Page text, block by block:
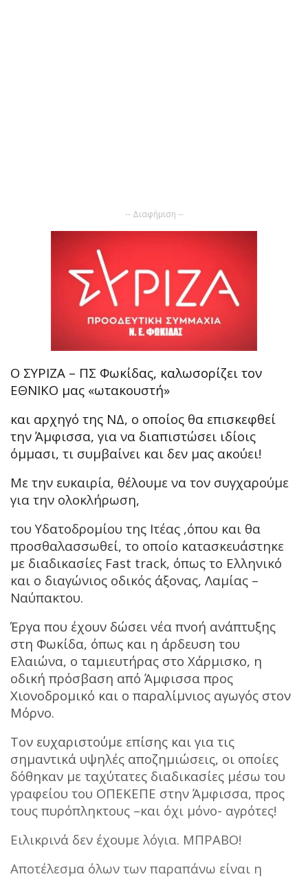
-- Διαφήμιση --
Ο ΣΥΡΙΖΑ – ΠΣ Φωκίδας, καλωσορίζει τον
ΕΘΝΙΚΟ μας «ωτακουστή»
και αρχηγό της ΝΔ, ο οποίος θα επισκεφθεί
την Άμφισσα, για να διαπιστώσει ιδίοις
όμμασι, τι συμβαίνει και δεν μας ακούει!
Με την ευκαιρία, θέλουμε να τον συγχαρούμε
για την ολοκλήρωση,
του Υδατοδρομίου της Ιτέας ,όπου και θα
προσθαλασσωθεί, το οποίο κατασκευάστηκε
με διαδικασίες Fast track, όπως το Ελληνικό
και ο διαγώνιος οδικός άξονας, Λαμίας –
Ναύπακτου.
Έργα που έχουν δώσει νέα πνοή ανάπτυξης
στη Φωκίδα, όπως και η άρδευση του
Ελαιώνα, ο ταμιευτήρας στο Χάρμισκο, η
οδική πρόσβαση από Άμφισσα προς
Χιονοδρομικό και ο παραλίμνιος αγωγός στον
Μόρνο.
Τον ευχαριστούμε επίσης και για τις
σημαντικά υψηλές αποζημιώσεις, οι οποίες
δόθηκαν με ταχύτατες διαδικασίες μέσω του
γραφείου του ΟΠΕΚΕΠΕ στην Άμφισσα, προς
τους πυρόπληκτους –και όχι μόνο- αγρότες!
Ειλικρινά δεν έχουμε λόγια. ΜΠΡΑΒΟ!
Αποτέλεσμα όλων των παραπάνω είναι η